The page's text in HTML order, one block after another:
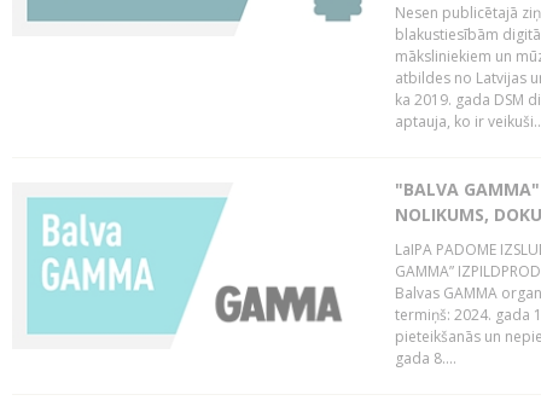
Nesen publicētajā
blakustiesībām
māksliniekiem un
atbildes no Latvijas
ka 2019. gada DSM
aptauja, ko ir
"BALVA GAMMA"
NOLIKUMS,
LaIPA PADOME
GAMMA”
Balvas GAMMA
termiņš: 2024. gada
pieteikšanās un
gada 8....